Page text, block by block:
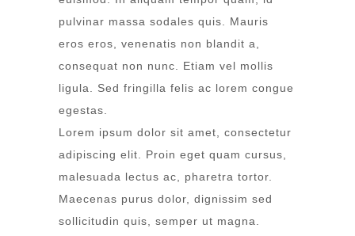
pulvinar massa sodales quis. Mauris
eros eros, venenatis non blandit a,
consequat non nunc. Etiam vel mollis
ligula. Sed fringilla felis ac lorem congue
egestas.
Lorem ipsum dolor sit amet, consectetur
adipiscing elit. Proin eget quam cursus,
malesuada lectus ac, pharetra tortor.
Maecenas purus dolor, dignissim sed
sollicitudin quis, semper ut magna.